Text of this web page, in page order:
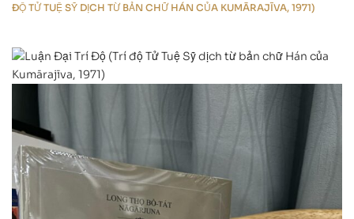
ĐỘ TỬ TUỆ SỸ DỊCH TỪ BẢN CHỮ HÁN CỦA KUMĀRAJĪVA, 1971)